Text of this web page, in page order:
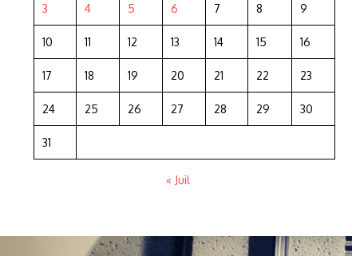
3 4 5 6 7 8 9
10 11 12 13 14 15 16
17 18 19 20 21 22 23
24 25 26 27 28 29 30
31
« Juil